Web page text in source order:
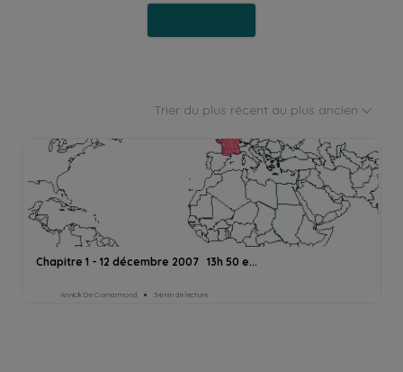
Trier du plus récent au plus ancien
Chapitre 1 - 12 décembre 2007 13h 50 e...
Annick De Comarmond 34min de lecture